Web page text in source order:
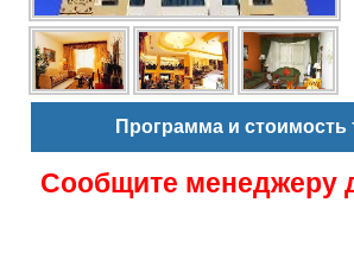
Программа и стоимость
Сообщите менеджеру